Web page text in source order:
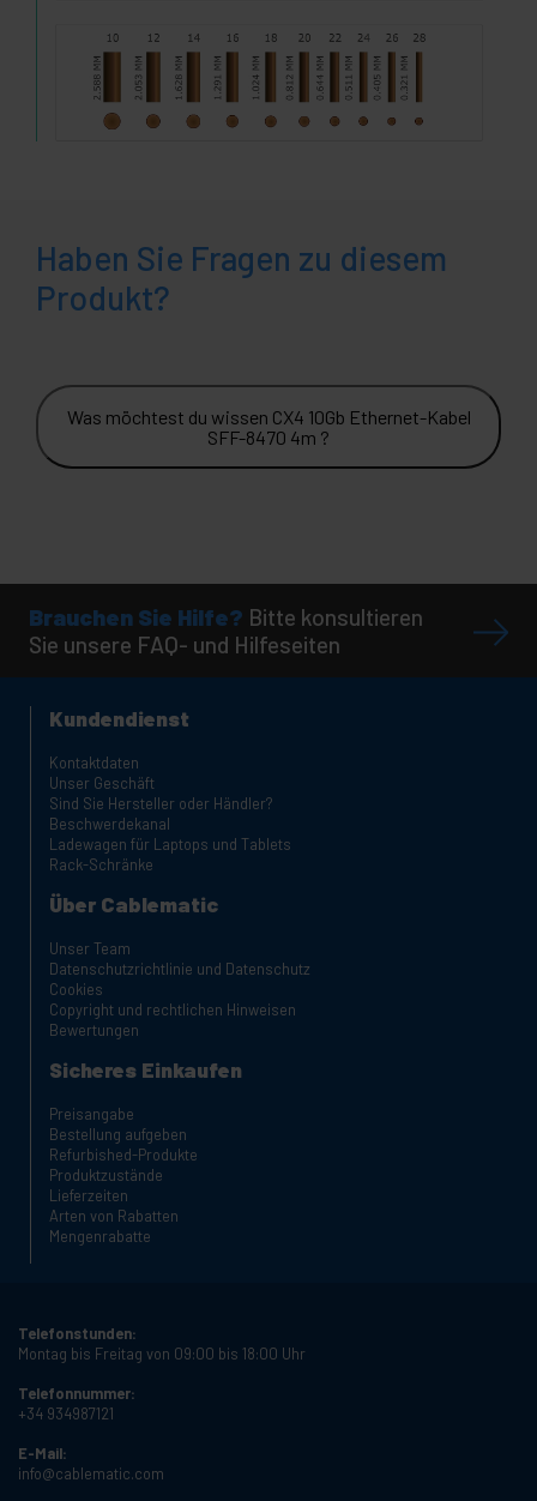
Haben Sie Fragen zu diesem
Produkt?
Was möchtest du wissen CX4 10Gb Ethernet-Kabel
SFF-8470 4m ?
Brauchen Sie Hilfe? Bitte konsultieren
Sie unsere FAQ- und Hilfeseiten
Kundendienst
Kontaktdaten
Unser Geschäft
Sind Sie Hersteller oder Händler?
Beschwerdekanal
Ladewagen für Laptops und Tablets
Rack-Schränke
Über Cablematic
Unser Team
Datenschutzrichtlinie und Datenschutz
Cookies
Copyright und rechtlichen Hinweisen
Bewertungen
Sicheres Einkaufen
Preisangabe
Bestellung aufgeben
Refurbished-Produkte
Produktzustände
Lieferzeiten
Arten von Rabatten
Mengenrabatte
Telefonstunden:
Montag bis Freitag von 09:00 bis 18:00 Uhr
Telefonnummer:
+34 934987121
E-Mail:
info@cablematic.com